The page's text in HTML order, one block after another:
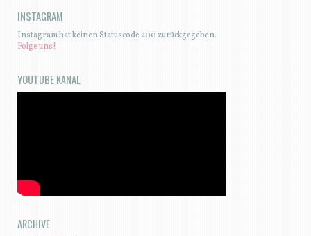
INSTAGRAM
Instagram hat keinen Statuscode 200 zurückgegeben.
Folge uns!
YOUTUBE KANAL
ARCHIVE